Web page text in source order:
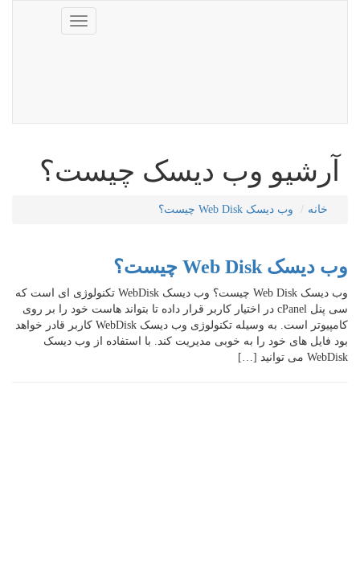
Toggle
navigation
آرشیو وب دیسک چیست؟
خانه وب دیسک Web Disk چیست؟
وب دیسک Web Disk چیست؟
وب دیسک Web Disk چیست؟ وب دیسک WebDisk تکنولوژی ای است که
سی پنل cPanel در اختیار کاربر قرار داده تا بتواند هاست خود را بر روی
کامپیوتر است. به وسیله تکنولوژی وب دیسک WebDisk کاربر قادر خواهد
بود فایل های خود را به خوبی مدیریت کند. با استفاده از وب دیسک
WebDisk می توانید […]